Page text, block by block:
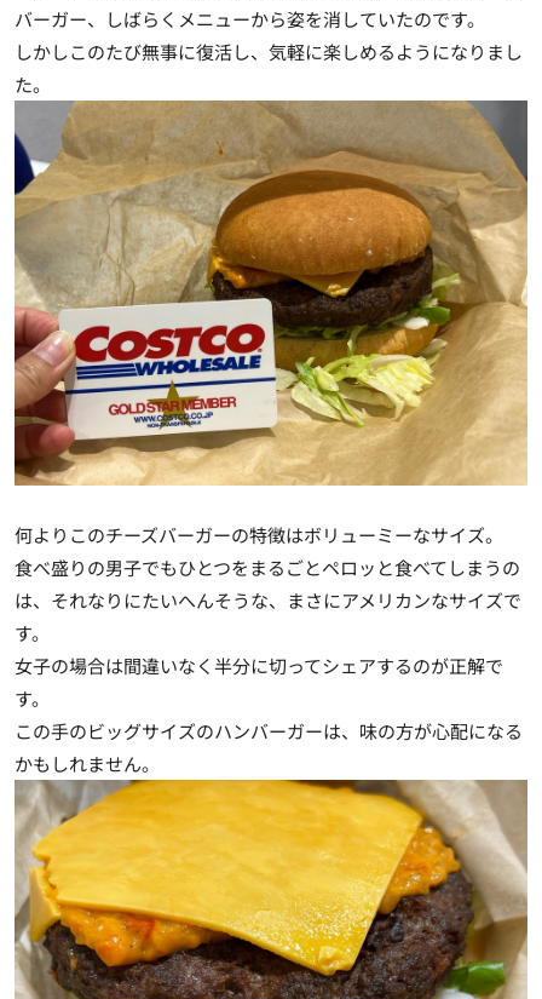
バーガー、しばらくメニューから姿を消していたのです。
しかしこのたび無事に復活し、気軽に楽しめるようになりまし
た。
何よりこのチーズバーガーの特徴はボリューミーなサイズ。
食べ盛りの男子でもひとつをまるごとペロッと食べてしまうの
は、それなりにたいへんそうな、まさにアメリカンなサイズで
す。
女子の場合は間違いなく半分に切ってシェアするのが正解で
す。
この手のビッグサイズのハンバーガーは、味の方が心配になる
かもしれません。